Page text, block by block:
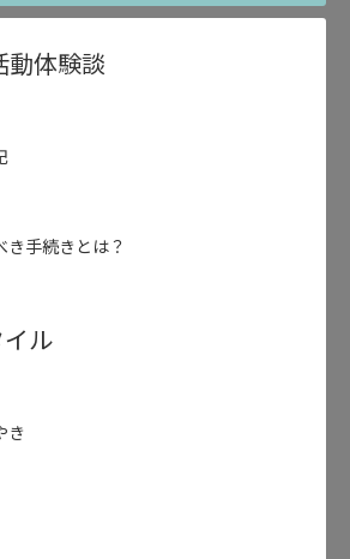
動体験談
き手続きとは？
イル
き